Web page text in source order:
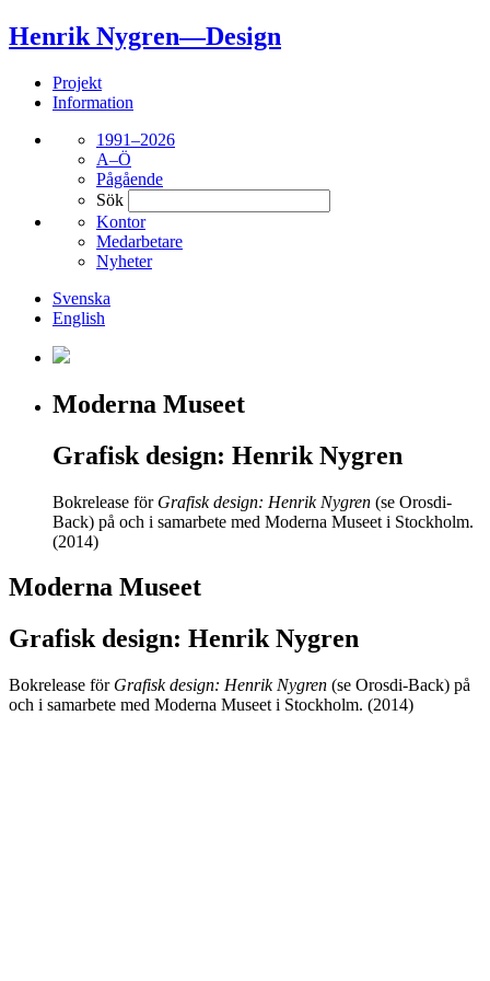
Henrik Nygren—Design
Projekt
Information
1991–2026
A–Ö
Pågående
Sök
Kontor
Medarbetare
Nyheter
Svenska
English
Moderna Museet
Grafisk design: Henrik Nygren
Bokrelease för Grafisk design: Henrik Nygren (se Orosdi-
Back) på och i samarbete med Moderna Museet i Stockholm.
(2014)
Moderna Museet
Grafisk design: Henrik Nygren
Bokrelease för Grafisk design: Henrik Nygren (se Orosdi-Back) på
och i samarbete med Moderna Museet i Stockholm. (2014)